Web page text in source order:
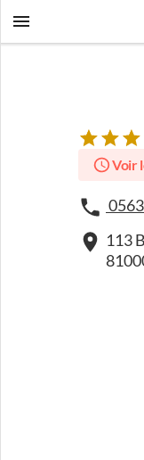
Voir
113